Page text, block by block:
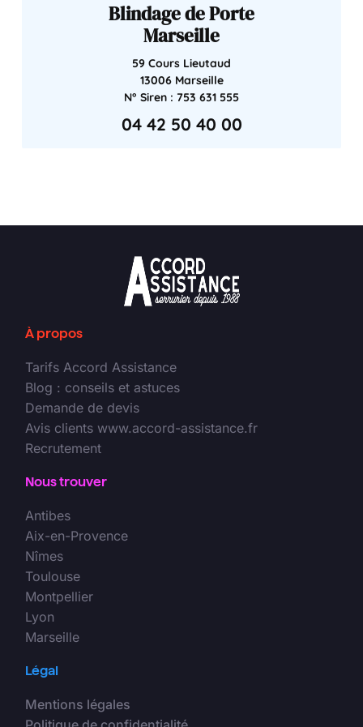
Blindage de Porte
Marseille
59 Cours Lieutaud
13006 Marseille
N° Siren : 753 631 555
04 42 50 40 00
À propos
Tarifs Accord Assistance
Blog : conseils et astuces
Demande de devis
Avis clients www.accord-assistance.fr
Recrutement
Nous trouver
Antibes
Aix-en-Provence
Nîmes
Toulouse
Montpellier
Lyon
Marseille
Légal
Mentions légales